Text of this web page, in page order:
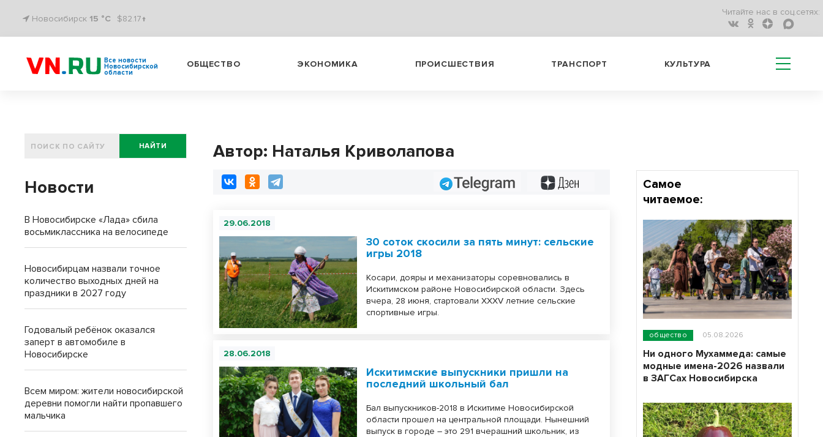
Новосибирск 15 °C $82.17↑
Читайте нас в соц.сетях:
Все новости
Новосибирской
области
ОБЩЕСТВО ЭКОНОМИКА ПРОИСШЕСТВИЯ ТРАНСПОРТ КУЛЬТУРА
Автор: Наталья Криволапова
Telegram
29.06.2018
30 соток скосили за пять минут: сельские
игры 2018
Косари, дояры и механизаторы соревновались в
Искитимском районе Новосибирской области. Здесь
вчера, 28 июня, стартовали ХХXV летние сельские
спортивные игры.
28.06.2018
Искитимские выпускники пришли на
последний школьный бал
Бал выпускников-2018 в Искитиме Новосибирской
области прошел на центральной площади. Нынешний
выпуск в городе – это 291 вчерашний школьник, из
НАЙТИ
Новости
В Новосибирске «Лада» сбила
восьмиклассника на велосипеде
Новосибирцам назвали точное
количество выходных дней на
праздники в 2027 году
Годовалый ребёнок оказался
заперт в автомобиле в
Новосибирске
Всем миром: жители новосибирской
деревни помогли найти пропавшего
мальчика
Самое
читаемое:
общество 05.08.2026
Ни одного Мухаммеда: самые
модные имена-2026 назвали
в ЗАГСах Новосибирска